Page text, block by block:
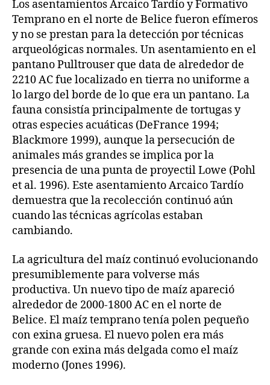
Los asentamientos Arcaico Tardío y Formativo
Temprano en el norte de Belice fueron efímeros
y no se prestan para la detección por técnicas
arqueológicas normales. Un asentamiento en el
pantano Pulltrouser que data de alrededor de
2210 AC fue localizado en tierra no uniforme a
lo largo del borde de lo que era un pantano. La
fauna consistía principalmente de tortugas y
otras especies acuáticas (DeFrance 1994;
Blackmore 1999), aunque la persecución de
animales más grandes se implica por la
presencia de una punta de proyectil Lowe (Pohl
et al. 1996). Este asentamiento Arcaico Tardío
demuestra que la recolección continuó aún
cuando las técnicas agrícolas estaban
cambiando.
La agricultura del maíz continuó evolucionando
presumiblemente para volverse más
productiva. Un nuevo tipo de maíz apareció
alrededor de 2000-1800 AC en el norte de
Belice. El maíz temprano tenía polen pequeño
con exina gruesa. El nuevo polen era más
grande con exina más delgada como el maíz
moderno (Jones 1996).